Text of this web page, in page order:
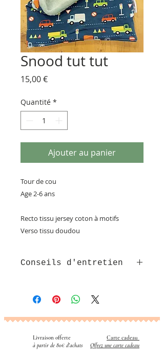
Snood tut tut
15,00 €Prix
Quantité *
Ajouter au panier
Tour de cou
Age 2-6 ans
Recto tissu jersey coton à motifs
Verso tissu doudou
Conseils d'entretien
similaires jusqu'à 60°c
Livraison offerte
à partir de 80€ d'achats
Carte cadeau
Offrez une carte cadeau